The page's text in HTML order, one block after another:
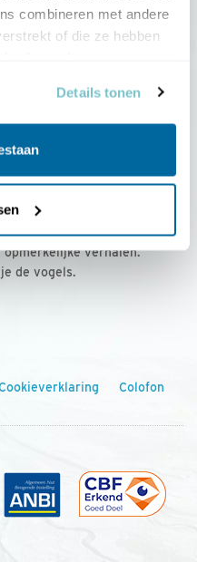
combineren met andere
of die ze hebben
Details tonen
€ 36,00 per jaar
leden, met
verhalen.
de vogels.
Colofon